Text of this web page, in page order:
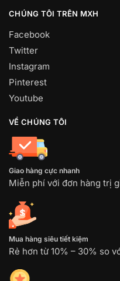
CHÚNG TÔI TRÊN MXH
Facebook
Twitter
Instagram
Pinterest
Youtube
VỀ CHÚNG TÔI
Giao hàng cực nhanh
Miễn phí với đơn hàng trị
Mua hàng siêu tiết kiệm
Rẻ hơn từ 10% – 30% so